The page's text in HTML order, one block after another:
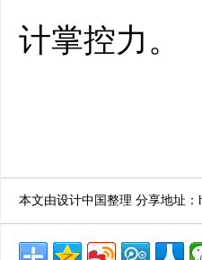
计掌控力。
本文由设计中国整理 分享地址：